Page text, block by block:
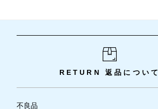
RETURN返品について
不良品